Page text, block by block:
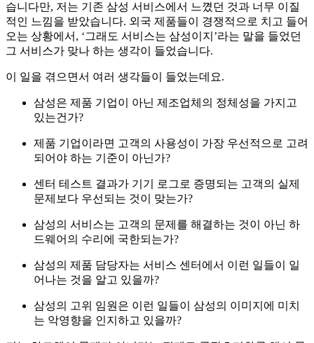
습니다만, 저는 기존 삼성 서비스에서 느꼈던 것과 너무 이질
적인 느낌을 받았습니다. 외국 제품들이 경쟁적으로 치고 들어
오는 상황에서, ‘그래도 서비스는 삼성이지’라는 말을 들었던
그 서비스가 맞나 하는 생각이 들었습니다.
이 일을 겪으면서 여러 생각들이 들었는데요.
삼성은 제품 기업이 아닌 제조업체의 정체성을 가지고
있는건가?
제품 기업이라면 고객의 사용성이 가장 우선적으로 고려
되어야 하는 기준이 아닌가?
센터 테스트 결과가 기기 로그로 증명되는 고객의 실제
문제보다 우선되는 것이 맞는가?
삼성의 서비스는 고객의 문제를 해결하는 것이 아닌 하
드웨어의 수리에 국한되는가?
삼성의 제품 담당자는 서비스 센터에서 이런 일들이 일
어나는 것을 알고 있을까?
삼성의 고위 임원은 이런 일들이 삼성의 이미지에 미치
는 악영향을 인지하고 있을까?